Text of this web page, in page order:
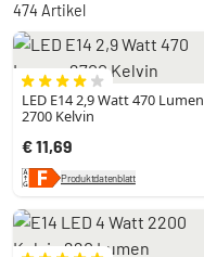
474 Artikel
LED E14 2,9 Watt 470 Lumen
2700 Kelvin
€ 11,69
Produktdatenblatt